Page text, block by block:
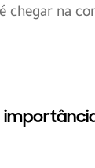
chegar na